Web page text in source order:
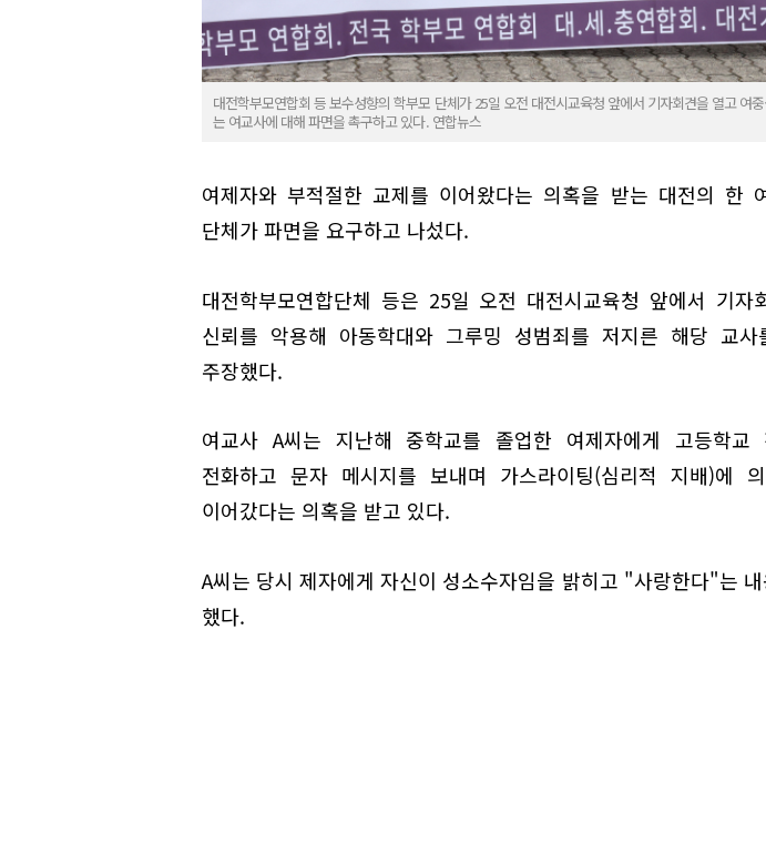
대전학부모연합회 등 보수성향의 학부모 단체가 25일 오전 대전시교육청 앞에서 기자회견을 열고 여
는 여교사에 대해 파면을 촉구하고 있다. 연합뉴스
여제자와 부적절한 교제를 이어왔다는 의혹을 받는 대전의 한
단체가 파면을 요구하고 나섰다.
대전학부모연합단체 등은 25일 오전 대전시교육청 앞에서 기
신뢰를 악용해 아동학대와 그루밍 성범죄를 저지른 해당 교
주장했다.
여교사 A씨는 지난해 중학교를 졸업한 여제자에게 고등학교
전화하고 문자 메시지를 보내며 가스라이팅(심리적 지배)에
이어갔다는 의혹을 받고 있다.
A씨는 당시 제자에게 자신이 성소수자임을 밝히고 "사랑한다"는
했다.